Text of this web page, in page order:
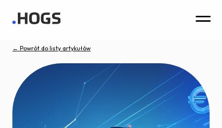
← Powrót do listy artykułów